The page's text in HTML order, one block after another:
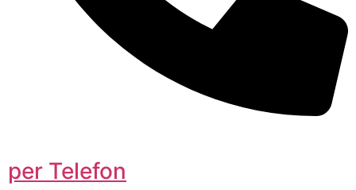
per Telefon